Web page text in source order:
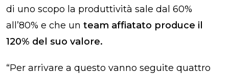
di uno scopo la produttività sale dal 60%
all’80% e che un team affiatato produce il
120% del suo valore.
“Per arrivare a questo vanno seguite quattro